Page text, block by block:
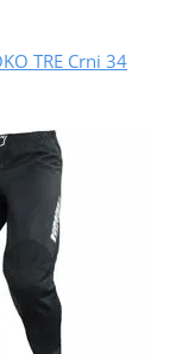
TRE Crni 34